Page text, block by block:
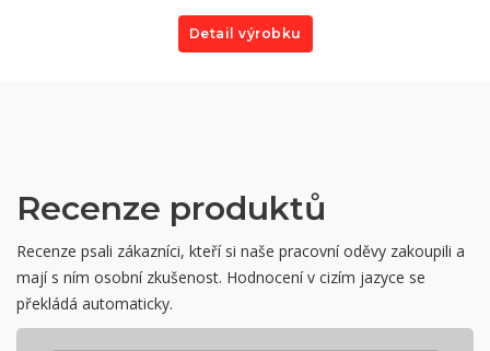
Detail výrobku
Recenze produktů
Recenze psali zákazníci, kteří si naše pracovní oděvy zakoupili a
mají s ním osobní zkušenost. Hodnocení v cizím jazyce se
překládá automaticky.